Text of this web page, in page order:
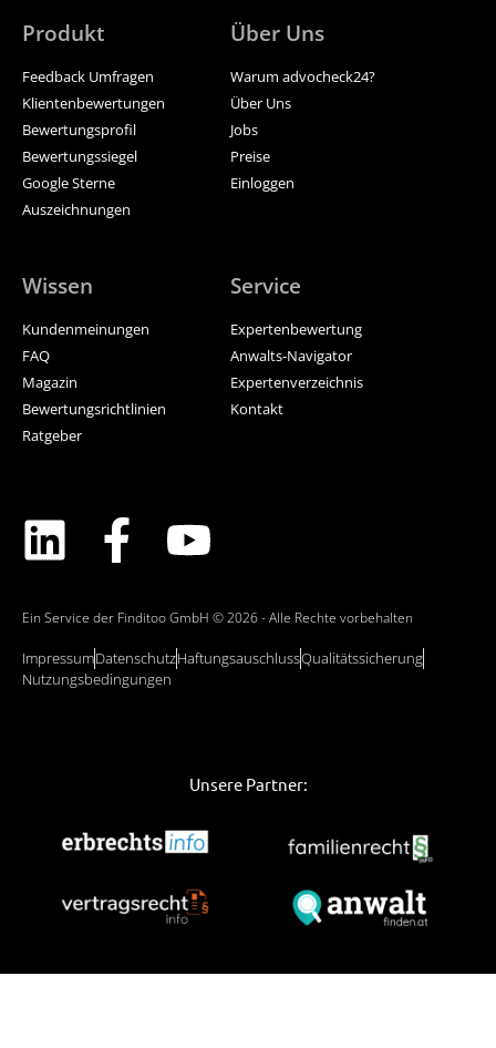
Produkt
Feedback Umfragen
Klientenbewertungen
Bewertungsprofil
Bewertungssiegel
Google Sterne
Auszeichnungen
Über Uns
Warum advocheck24?
Über Uns
Jobs
Preise
Einloggen
Wissen
Kundenmeinungen
FAQ
Magazin
Bewertungsrichtlinien
Ratgeber
Service
Expertenbewertung
Anwalts-Navigator
Expertenverzeichnis
Kontakt
Ein Service der Finditoo GmbH © 2026 - Alle Rechte vorbehalten
ImpressumDatenschutzHaftungsauschlussQualitätssicherung
Nutzungsbedingungen
Unsere Partner: